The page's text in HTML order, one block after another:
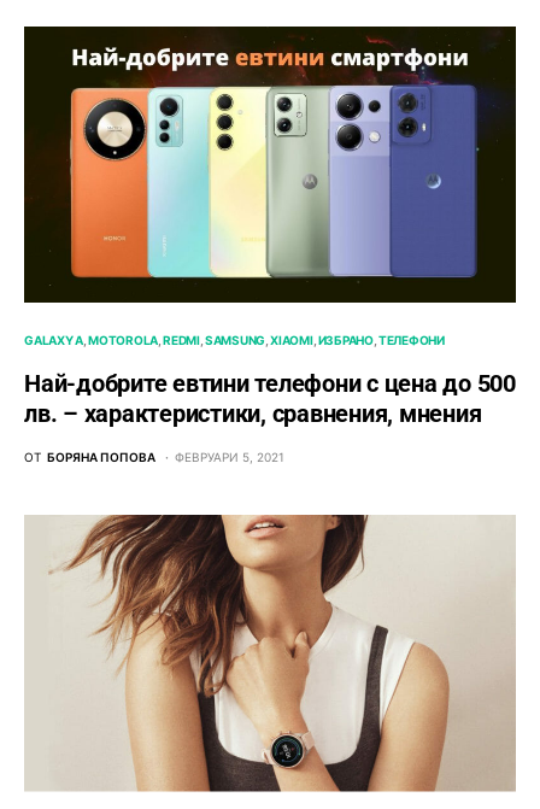
GALAXY A MOTOROLA REDMI SAMSUNG XIAOMI ИЗБРАНО ТЕЛЕФОНИ
Най-добрите евтини телефони с ценa до 500
лв. – характeристики, сравнения, мнения
ОТ БОРЯНА ПОПОВА ФЕВРУАРИ 5, 2021